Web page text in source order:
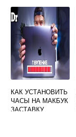
КАК УСТАНОВИТЬ
ЧАСЫ НА МАКБУК
ЗАСТАВКУ